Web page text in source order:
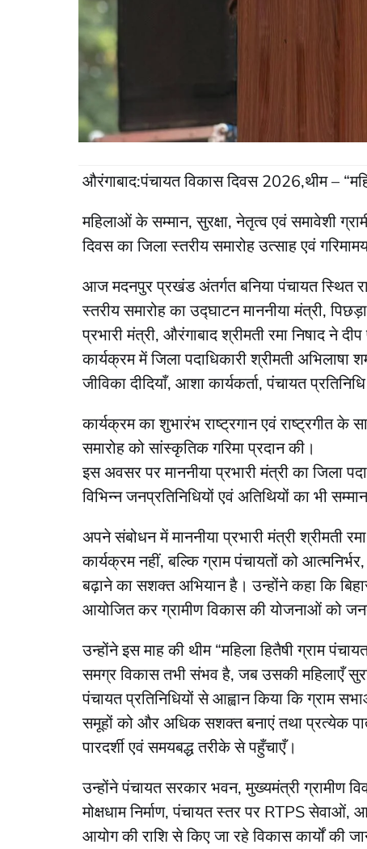
औरंगाबाद:पंचायत विकास दिवस 2026,थीम –
महिलाओं के सम्मान, सुरक्षा, नेतृत्व एवं समावेशी
दिवस का जिला स्तरीय समारोह उत्साह एवं
आज मदनपुर प्रखंड अंतर्गत बनिया पंचायत स्थित
स्तरीय समारोह का उद्घाटन माननीया मंत्री,
प्रभारी मंत्री, औरंगाबाद श्रीमती रमा निषाद ने
कार्यक्रम में जिला पदाधिकारी श्रीमती अभिलाषा
जीविका दीदियाँ, आशा कार्यकर्ता, पंचायत
कार्यक्रम का शुभारंभ राष्ट्रगान एवं राष्ट्रगीत के
समारोह को सांस्कृतिक गरिमा प्रदान की।
इस अवसर पर माननीया प्रभारी मंत्री का जिला
विभिन्न जनप्रतिनिधियों एवं अतिथियों का भी
अपने संबोधन में माननीया प्रभारी मंत्री श्रीमती
कार्यक्रम नहीं, बल्कि ग्राम पंचायतों को
बढ़ाने का सशक्त अभियान है। उन्होंने कहा कि
आयोजित कर ग्रामीण विकास की योजनाओं को
उन्होंने इस माह की थीम “महिला हितैषी ग्राम
समग्र विकास तभी संभव है, जब उसकी महिलाएँ
पंचायत प्रतिनिधियों से आह्वान किया कि ग्राम
समूहों को और अधिक सशक्त बनाएं तथा प्रत्येक
पारदर्शी एवं समयबद्ध तरीके से पहुँचाएँ।
उन्होंने पंचायत सरकार भवन, मुख्यमंत्री ग्रामीण
मोक्षधाम निर्माण, पंचायत स्तर पर RTPS
आयोग की राशि से किए जा रहे विकास कार्यों की